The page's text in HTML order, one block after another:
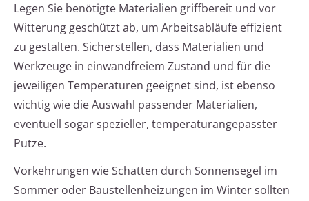
Legen Sie benötigte Materialien griffbereit und vor
Witterung geschützt ab, um Arbeitsabläufe effizient
zu gestalten. Sicherstellen, dass Materialien und
Werkzeuge in einwandfreiem Zustand und für die
jeweiligen Temperaturen geeignet sind, ist ebenso
wichtig wie die Auswahl passender Materialien,
eventuell sogar spezieller, temperaturangepasster
Putze.
Vorkehrungen wie Schatten durch Sonnensegel im
Sommer oder Baustellenheizungen im Winter sollten